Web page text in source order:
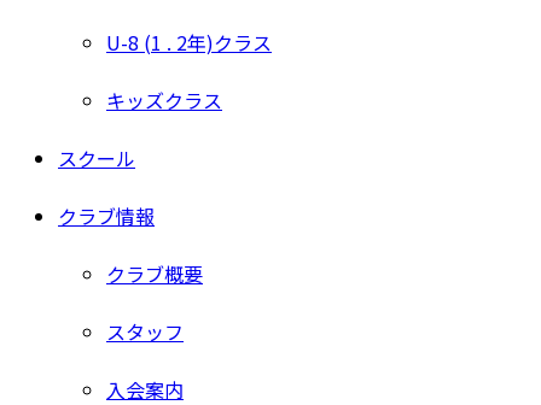
U-8 (1 . 2年)クラス
キッズクラス
スクール
クラブ情報
クラブ概要
スタッフ
入会案内